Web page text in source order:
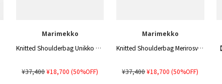
Marimekko
Knitted Shoulderbag Unikko ショルダーバッグ
¥37,400¥18,700 (50%OFF)
Marimekko
Knitted Shoulderbag Merirosvo ショルダーバッグ
¥37,400¥18,700 (50%OFF)